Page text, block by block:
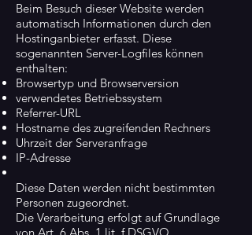
Beim Besuch dieser Website werden
automatisch Informationen durch den
Hostinganbieter erfasst. Diese
sogenannten Server-Logfiles können
enthalten:
Browsertyp und Browserversion
verwendetes Betriebssystem
Referrer-URL
Hostname des zugreifenden Rechners
Uhrzeit der Serveranfrage
IP-Adresse
Diese Daten werden nicht bestimmten
Personen zugeordnet.
Die Verarbeitung erfolgt auf Grundlage